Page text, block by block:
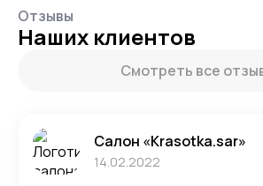
Отзывы
Наших клиентов
Смотреть все
Салон «Krasotka.sar»
14.02.2022